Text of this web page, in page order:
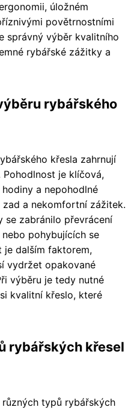
úložném
povětrnostními
správný výběr kvalitního
rybářské zážitky a
rybářského
křesla zahrnují
je klíčová,
a nepohodlné
a nekomfortní zážitek.
se zabránilo převrácení
pohybujících se
je dalším faktorem,
vydržet opakované
výběru je tedy nutné
kvalitní křeslo, které
rybářských křesel
typů rybářských